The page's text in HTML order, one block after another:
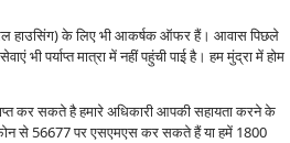
हाउसिंग) के लिए भी आकर्षक ऑफर हैं। आवास पिछले
पर्याप्त मात्रा में नहीं पहुंची पाई है। हम मुंद्रा में होम
कर सकते है हमारे अधिकारी आपकी सहायता करने के
से 56677 पर एसएमएस कर सकते हैं या हमें 1800